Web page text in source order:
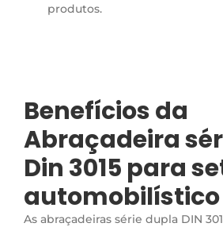
produtos.
Benefícios da
Abraçadeira
Din 3015 para
automobilístico
As abraçadeiras série dupla DIN